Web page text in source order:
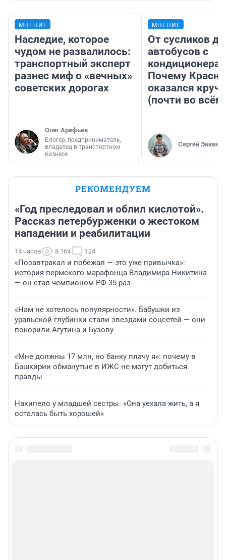
МНЕНИЕ
Наследие, которое
чудом не развалилось:
транспортный эксперт
разнес миф о «вечных»
советских дорогах
Олег Арефьев
Блогер, предприниматель,
владелец в транспортном
бизнесе
МНЕНИЕ
От сусликов до
автобусов с
Почему
оказался
(почти во
Сергей Энквист
РЕКОМЕНДУЕМ
«Год преследовал и облил кислотой».
Рассказ петербурженки о жестоком
нападении и реабилитации
14 часов 8 164 124
«Позавтракал и побежал — это уже привычка»:
история пермского марафонца Владимира Никитина
— он стал чемпионом РФ 35 раз
«Нам не хотелось популярности». Бабушки из
уральской глубинки стали звездами соцсетей — они
покорили Агутина и Бузову
«Мне должны 17 млн, но банку плачу я»: почему в
Башкирии обманутые в ИЖС не могут добиться
правды
Накипело у младшей сестры: «Она уехала жить, а я
осталась быть хорошей»